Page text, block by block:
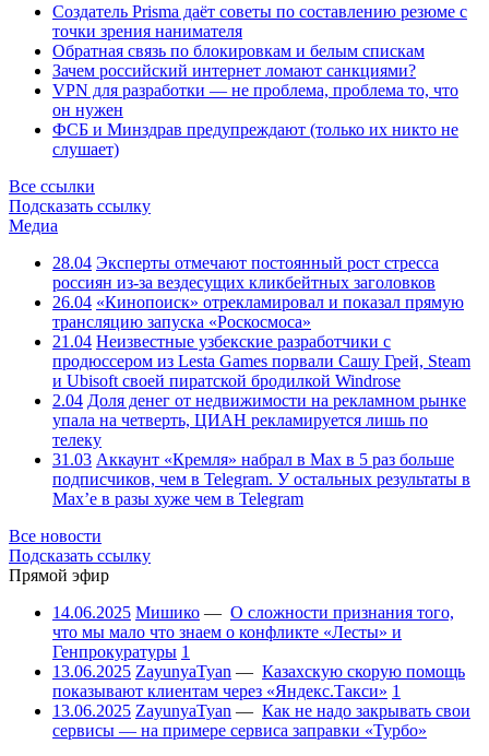
Создатель Prisma даёт советы по составлению резюме с
точки зрения нанимателя
Обратная связь по блокировкам и белым спискам
Зачем российский интернет ломают санкциями?
VPN для разработки — не проблема, проблема то, что
он нужен
ФСБ и Минздрав предупреждают (только их никто не
слушает)
Все ссылки
Подсказать ссылку
Медиа
28.04 Эксперты отмечают постоянный рост стресса
россиян из-за вездесущих кликбейтных заголовков
26.04 «Кинопоиск» отрекламировал и показал прямую
трансляцию запуска «Роскосмоса»
21.04 Неизвестные узбекские разработчики с
продюссером из Lesta Games порвали Сашу Грей, Steam
и Ubisoft своей пиратской бродилкой Windrose
2.04 Доля денег от недвижимости на рекламном рынке
упала на четверть, ЦИАН рекламируется лишь по
телеку
31.03 Аккаунт «Кремля» набрал в Max в 5 раз больше
подписчиков, чем в Telegram. У остальных результаты в
Max’е в разы хуже чем в Telegram
Все новости
Подсказать ссылку
Прямой эфир
14.06.2025 Мишико — О сложности признания того,
что мы мало что знаем о конфликте «Лесты» и
Генпрокуратуры 1
13.06.2025 ZayunyaTyan — Казахскую скорую помощь
показывают клиентам через «Яндекс.Такси» 1
13.06.2025 ZayunyaTyan — Как не надо закрывать свои
сервисы — на примере сервиса заправки «Турбо»